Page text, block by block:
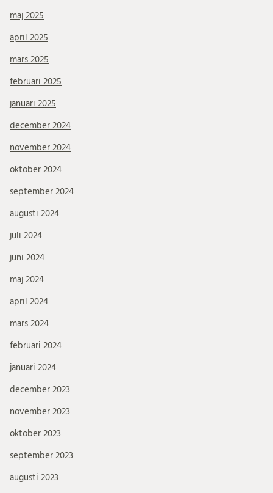
maj 2025
april 2025
mars 2025
februari 2025
januari 2025
december 2024
november 2024
oktober 2024
september 2024
augusti 2024
juli 2024
juni 2024
maj 2024
april 2024
mars 2024
februari 2024
januari 2024
december 2023
november 2023
oktober 2023
september 2023
augusti 2023